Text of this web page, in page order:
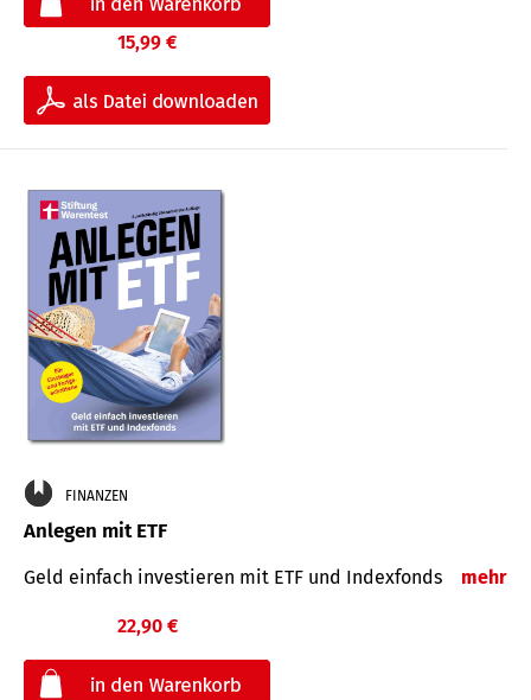
15,99 €
FINANZEN
Anlegen mit ETF
Geld einfach investieren mit ETF und Indexfonds mehr
22,90 €